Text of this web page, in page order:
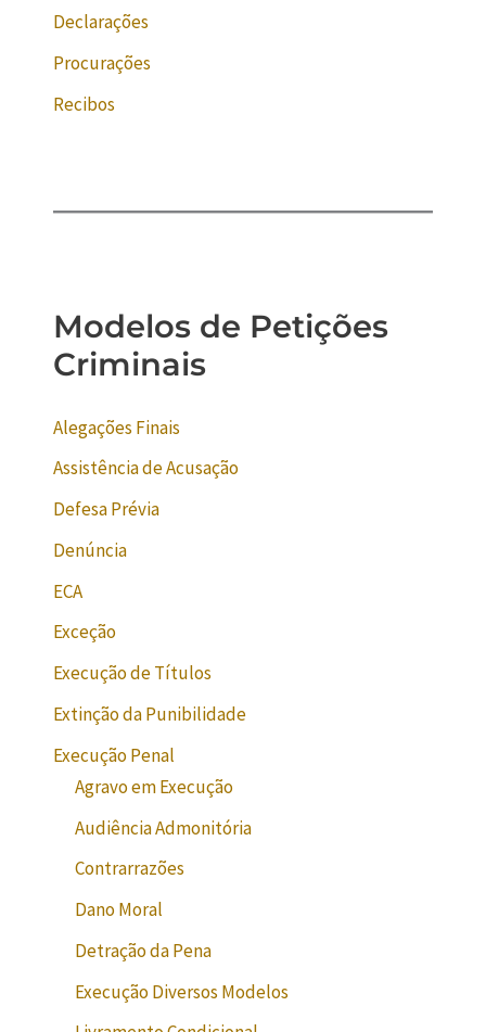
Declarações
Procurações
Recibos
Modelos de Petições
Criminais
Alegações Finais
Assistência de Acusação
Defesa Prévia
Denúncia
ECA
Exceção
Execução de Títulos
Extinção da Punibilidade
Execução Penal
Agravo em Execução
Audiência Admonitória
Contrarrazões
Dano Moral
Detração da Pena
Execução Diversos Modelos